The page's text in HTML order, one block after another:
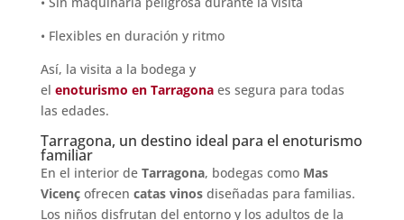
• Flexibles en duración y ritmo
Así, la visita a la bodega y
el enoturismo en Tarragonaes segura para todas
las edades.
Tarragona, un destino ideal para el enoturismo
familiar
En el interior de Tarragona, bodegas como Mas
Vicençofrecen catas vinos diseñadas para familias.
Los niños disfrutan del entorno y los adultos de la